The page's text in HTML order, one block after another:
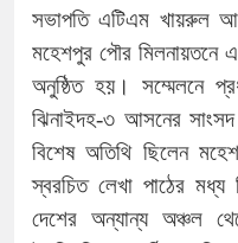
সভাপতি এটিএম খায়রুল
মহেশপুর পৌর মিলনায়তনে
অনুষ্ঠিত হয়। সম্মেলনে
ঝিনাইদহ-৩ আসনের
বিশেষ অতিথি ছিলেন
স্বরচিত লেখা পাঠের
দেশের অন্যান্য অঞ্চল